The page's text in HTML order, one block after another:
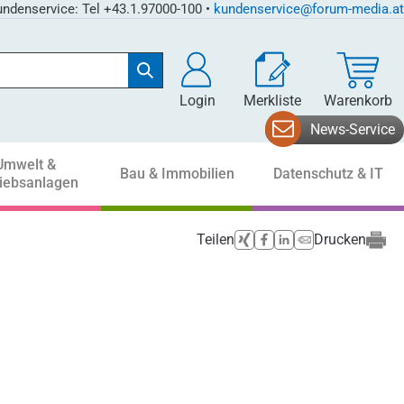
Tel +43.1.97000-100 • kundenservice@forum-media.at
Login Merkliste
Warenkorb
News-Service
&
Bau & Immobilien Datenschutz & IT
Teilen Drucken